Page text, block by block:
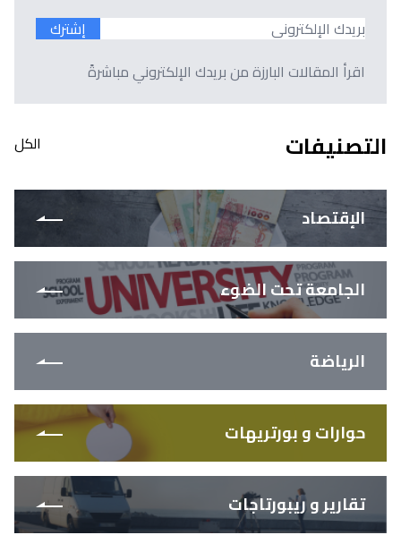
إشترك
اقرأ المقالات البارزة من بريدك الإلكتروني مباشرةً
التصنيفات الكل
الإقتصاد
الجامعة تحت الضوء
الرياضة
حوارات و بورتريهات
تقارير و ريبورتاجات